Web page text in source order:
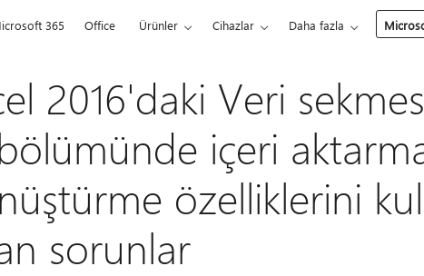
365 Office Ürünler Cihazlar Daha fazla
2016'daki Veri
içeri
özelliklerini
sorunlar